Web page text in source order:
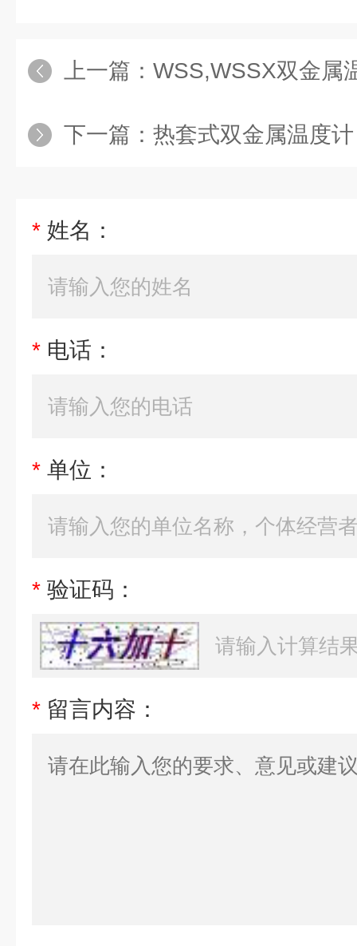
上一篇： WSS,WSSX双金属
下一篇： 热套式双金属温度计
* 姓名：
* 电话：
* 单位：
* 验证码：
* 留言内容：